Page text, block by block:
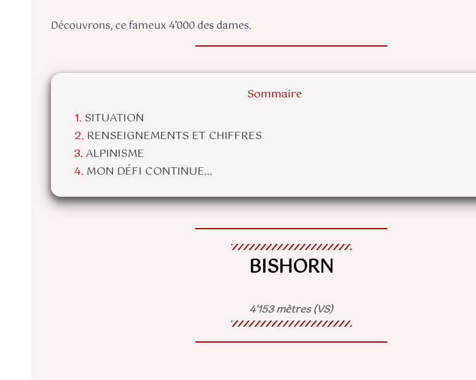
Découvrons, ce fameux 4’000 des dames.
Sommaire
SITUATION
RENSEIGNEMENTS ET CHIFFRES
ALPINISME
MON DÉFI CONTINUE…
BISHORN
4’153 mètres (VS)